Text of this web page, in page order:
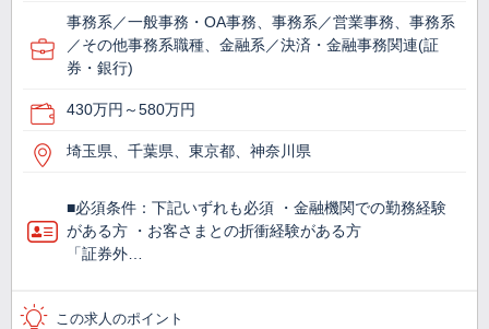
事務系／一般事務・OA事務、事務系／営業事務、事務系
／その他事務系職種、金融系／決済・金融事務関連(証
券・銀行)
430万円～580万円
埼玉県、千葉県、東京都、神奈川県
■必須条件：下記いずれも必須 ・金融機関での勤務経験
がある方 ・お客さまとの折衝経験がある方
「証券外…
この求人のポイント